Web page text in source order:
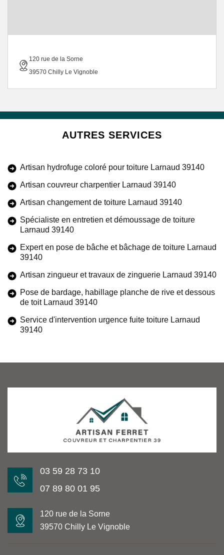
120 rue de la Sorne
39570 Chilly Le Vignoble
AUTRES SERVICES
Artisan hydrofuge coloré pour toiture Larnaud 39140
Artisan couvreur charpentier Larnaud 39140
Artisan changement de toiture Larnaud 39140
Spécialiste en entretien et démoussage de toiture
Larnaud 39140
Expert en pose de bâche et bâchage de toiture Larnaud
39140
Artisan zingueur et travaux de zinguerie Larnaud 39140
Pose de bardage, habillage planche de rive et dessous
de toit Larnaud 39140
Service d'intervention urgence fuite toiture Larnaud
39140
03 59 28 73 10
07 89 80 01 95
120 rue de la Sorne
39570 Chilly Le Vignoble